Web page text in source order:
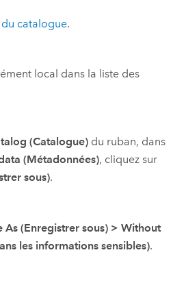
catalogue.
local dans la liste des
(Catalogue)du ruban, dans
(Métadonnées), cliquez sur
sous).
As (Enregistrer sous) > Without
les informations sensibles).